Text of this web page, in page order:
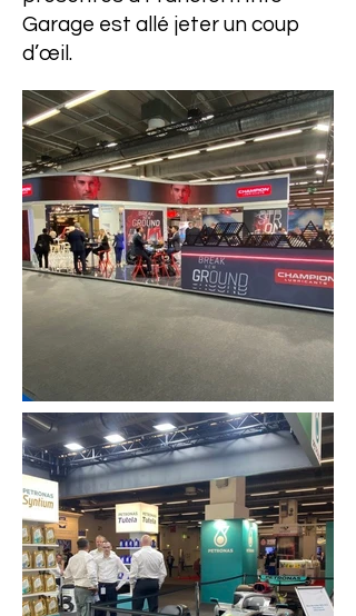
Garage est allé jeter un coup
d’œil.